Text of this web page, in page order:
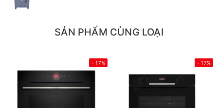
SẢN PHẨM CÙNG LOẠI
- 17% - 17%